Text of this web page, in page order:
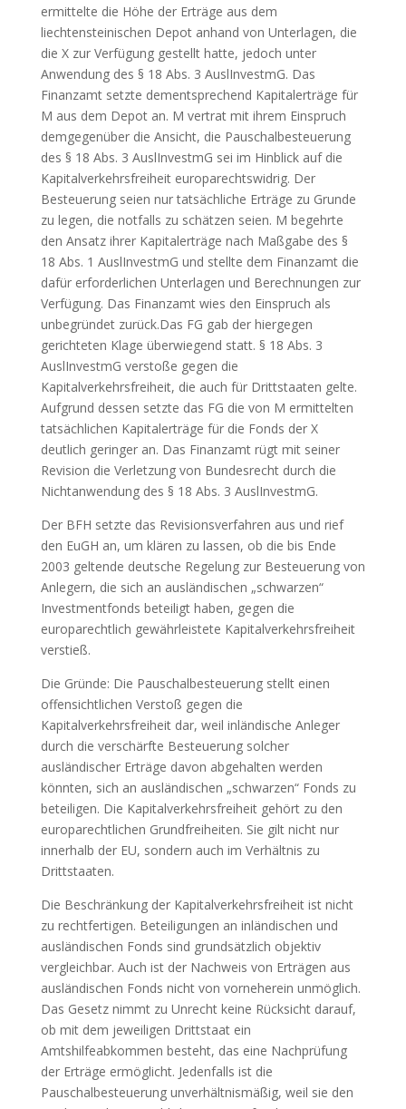
ermittelte die Höhe der Erträge aus dem
liechtensteinischen Depot anhand von Unterlagen, die
die X zur Verfügung gestellt hatte, jedoch unter
Anwendung des § 18 Abs. 3 AuslInvestmG. Das
Finanzamt setzte dementsprechend Kapitalerträge für
M aus dem Depot an. M vertrat mit ihrem Einspruch
demgegenüber die Ansicht, die Pauschalbesteuerung
des § 18 Abs. 3 AuslInvestmG sei im Hinblick auf die
Kapitalverkehrsfreiheit europarechtswidrig. Der
Besteuerung seien nur tatsächliche Erträge zu Grunde
zu legen, die notfalls zu schätzen seien. M begehrte
den Ansatz ihrer Kapitalerträge nach Maßgabe des §
18 Abs. 1 AuslInvestmG und stellte dem Finanzamt die
dafür erforderlichen Unterlagen und Berechnungen zur
Verfügung. Das Finanzamt wies den Einspruch als
unbegründet zurück.Das FG gab der hiergegen
gerichteten Klage überwiegend statt. § 18 Abs. 3
AuslInvestmG verstoße gegen die
Kapitalverkehrsfreiheit, die auch für Drittstaaten gelte.
Aufgrund dessen setzte das FG die von M ermittelten
tatsächlichen Kapitalerträge für die Fonds der X
deutlich geringer an. Das Finanzamt rügt mit seiner
Revision die Verletzung von Bundesrecht durch die
Nichtanwendung des § 18 Abs. 3 AuslInvestmG.
Der BFH setzte das Revisionsverfahren aus und rief
den EuGH an, um klären zu lassen, ob die bis Ende
2003 geltende deutsche Regelung zur Besteuerung von
Anlegern, die sich an ausländischen „schwarzen“
Investmentfonds beteiligt haben, gegen die
europarechtlich gewährleistete Kapitalverkehrsfreiheit
verstieß.
Die Gründe: Die Pauschalbesteuerung stellt einen
offensichtlichen Verstoß gegen die
Kapitalverkehrsfreiheit dar, weil inländische Anleger
durch die verschärfte Besteuerung solcher
ausländischer Erträge davon abgehalten werden
könnten, sich an ausländischen „schwarzen“ Fonds zu
beteiligen. Die Kapitalverkehrsfreiheit gehört zu den
europarechtlichen Grundfreiheiten. Sie gilt nicht nur
innerhalb der EU, sondern auch im Verhältnis zu
Drittstaaten.
Die Beschränkung der Kapitalverkehrsfreiheit ist nicht
zu rechtfertigen. Beteiligungen an inländischen und
ausländischen Fonds sind grundsätzlich objektiv
vergleichbar. Auch ist der Nachweis von Erträgen aus
ausländischen Fonds nicht von vorneherein unmöglich.
Das Gesetz nimmt zu Unrecht keine Rücksicht darauf,
ob mit dem jeweiligen Drittstaat ein
Amtshilfeabkommen besteht, das eine Nachprüfung
der Erträge ermöglicht. Jedenfalls ist die
Pauschalbesteuerung unverhältnismäßig, weil sie den